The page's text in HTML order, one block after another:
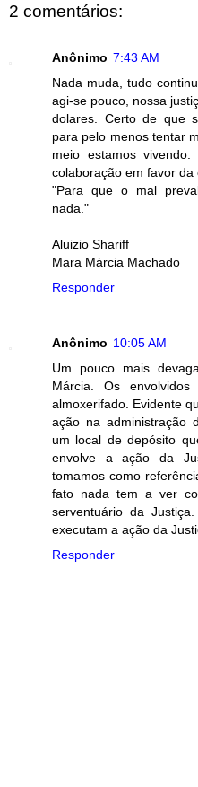
2 comentários:
Anônimo 7:43 AM
Nada muda, tudo
agi-se pouco, nossa
dolares. Certo de que
para pelo menos tentar
meio estamos
colaboração em favor da
"Para que o mal
nada."
Aluizio Shariff
Mara Márcia Machado
Responder
Anônimo 10:05 AM
Um pouco mais
Márcia. Os
almoxerifado. Evidente
ação na administração
um local de depósito
envolve a ação da
tomamos como
fato nada tem a ver
serventuário da
executam a ação da
Responder